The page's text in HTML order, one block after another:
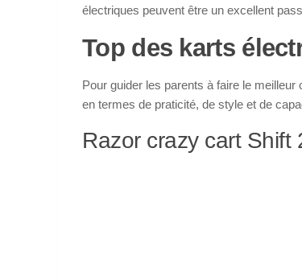
électriques peuvent être un excellent
Top des karts
Pour guider les parents à faire le
en termes de praticité, de style et de
Razor crazy cart Shift